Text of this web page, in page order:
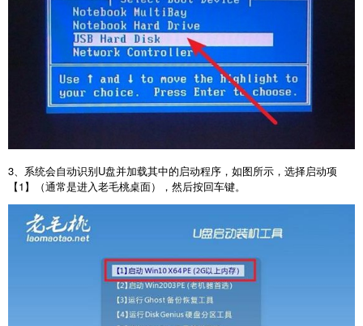
3、系统会自动识别U盘并加载其中的启动程序，如图所示，选择启动项
【1】（通常是进入老毛桃桌面），然后按回车键。